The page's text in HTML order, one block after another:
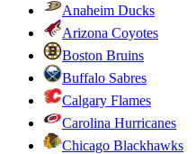
Anaheim Ducks
Arizona Coyotes
Boston Bruins
Buffalo Sabres
Calgary Flames
Carolina Hurricanes
Chicago Blackhawks